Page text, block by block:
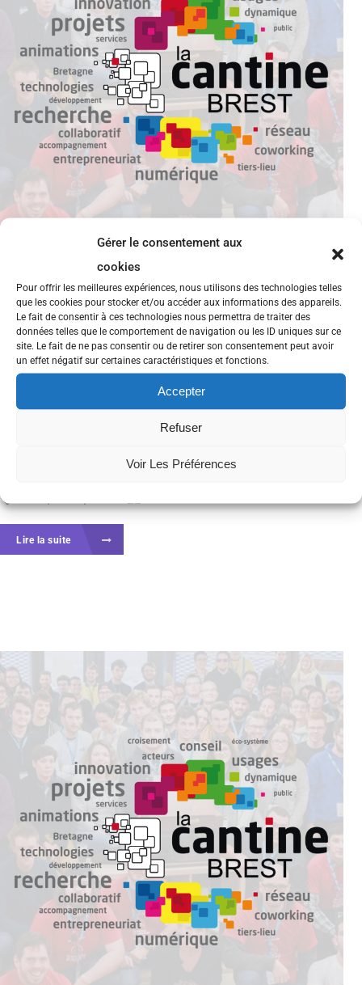
Gérer le consentement aux
cookies
Pour offrir les meilleures expériences, nous utilisons des technologies telles
que les cookies pour stocker et/ou accéder aux informations des appareils.
Le fait de consentir à ces technologies nous permettra de traiter des
données telles que le comportement de navigation ou les ID uniques sur ce
site. Le fait de ne pas consentir ou de retirer son consentement peut avoir
un effet négatif sur certaines caractéristiques et fonctions.
Accepter
Refuser
Voir Les Préférences
Web2Day 2016
Le Web2day, événement web incontournable en
France, propose 3 jours de conférences, de débats et
d’animations ludiques et technophiles autour des
nouveaux usages du web, des startups et des
innovations numériques qui font l’actualité. Il se
Lire la suite